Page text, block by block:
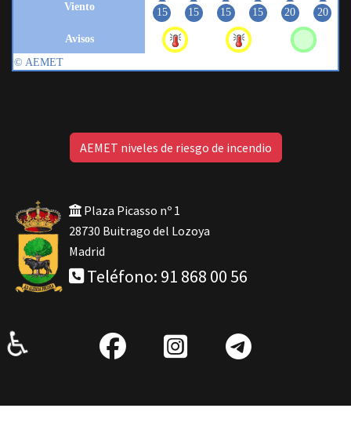
AEMET niveles de riesgo de incendio
Plaza Picasso nº 1
28730 Buitrago del Lozoya
Madrid
Teléfono: 91 868 00 56
fab
IG